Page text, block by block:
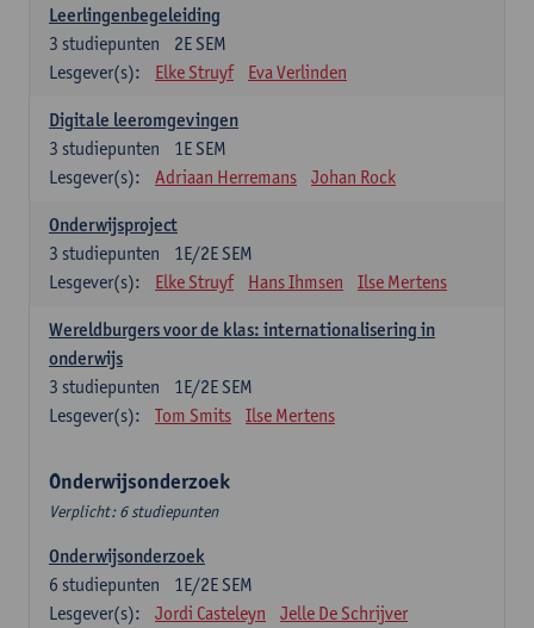
Leerlingenbegeleiding
2E SEM
3 studiepunten
Lesgever(s):
Elke Struyf Eva Verlinden
Digitale leeromgevingen
1E SEM
3 studiepunten
Lesgever(s):
Adriaan Herremans Johan Rock
Onderwijsproject
1E/2E SEM
3 studiepunten
Lesgever(s):
Elke Struyf Hans Ihmsen Ilse Mertens
Wereldburgers voor de klas: internationalisering in
onderwijs
1E/2E SEM
3 studiepunten
Lesgever(s):
Tom Smits Ilse Mertens
Onderwijsonderzoek
Verplicht: 6 studiepunten
Onderwijsonderzoek
1E/2E SEM
6 studiepunten
Lesgever(s):
Jordi Casteleyn Jelle De Schrijver